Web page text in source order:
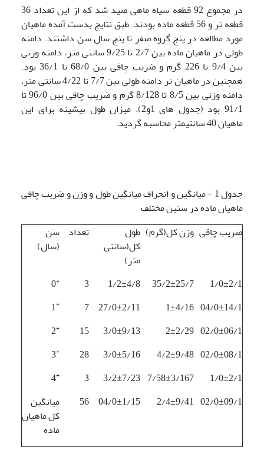
در مجموع 92 قطعه سیاه ماهی صید شد که از این تعداد 36
قطعه نر و 56 قطعه ماده بودند. طبق نتایج بدست آمده ماهیان
مورد مطالعه در پنج گروه صفر تا پنج سال سن داشتند. دامنه
طولی در ماهیان ماده بین 2/7 تا 9/25 سانتی متر، دامنه وزنی
بین 9/4 تا 226 گرم و ضریب چاقی بین 68/0 تا 36/1 بود.
همچنین در ماهیان نر دامنه طولی بین 7/7 تا 4/22 سانتی متر،
دامنه وزنی بین 8/5 تا 8/128 گرم و ضریب چاقی بین 96/0 تا
91/1 بود (جدول های 1و2). میزان طول بیشینه برای این
ماهیان 40 سانتی­متر محاسبه گردید.
جدول 1 - میانگین و انحراف میانگین طول و وزن و ضریب چاقی
ماهیان ماده در سنین مختلف
ضریب چاقی وزن کل(گرم) طول
کل(سانتی
متر)
تعداد سن
(سال)
1/0±2/1
35/2±25/7
1/2±4/8
3
+
0
04/0±14/1
1±4/16
27/0±2/11
7
+
1
02/0±06/1
2±2/29
3/0±9/13
15
+
2
02/0±08/1
4/2±9/48
3/0±5/16
28
+
3
1/0±2/1
7/58±3/167
3/2±7/23
3
+
4
02/0±09/1
2/4±9/41
04/0±1/15
56
میانگین
کل ماهیان
ماده